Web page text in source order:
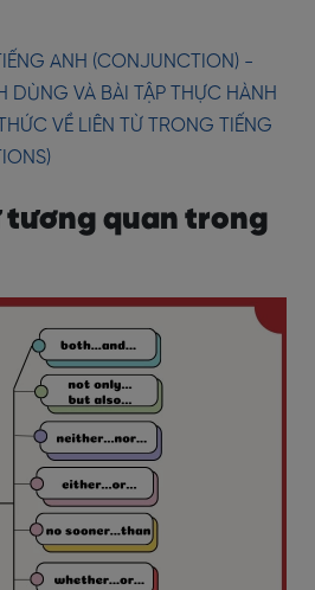
ANH (CONJUNCTION) -
DÙNG VÀ BÀI TẬP THỰC HÀNH
VỀ LIÊN TỪ TRONG TIẾNG
tương quan trong